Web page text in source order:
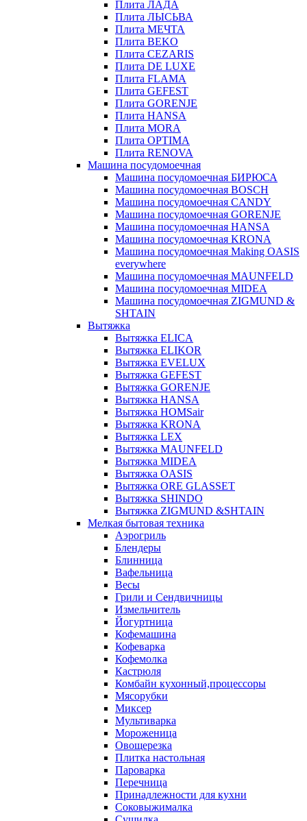
Плита ЛАДА
Плита ЛЫСЬВА
Плита МЕЧТА
Плита BEKO
Плита CEZARIS
Плита DE LUXE
Плита FLAMA
Плита GEFEST
Плита GORENJE
Плита HANSA
Плита MORA
Плита OPTIMA
Плита RENOVA
Машина посудомоечная
Машина посудомоечная БИРЮСА
Машина посудомоечная BOSCH
Машина посудомоечная CANDY
Машина посудомоечная GORENJE
Машина посудомоечная HANSA
Машина посудомоечная KRONA
Машина посудомоечная Making OASIS
everywhere
Машина посудомоечная MAUNFELD
Машина посудомоечная MIDEA
Машина посудомоечная ZIGMUND &
SHTAIN
Вытяжка
Вытяжка ELICA
Вытяжка ELIKOR
Вытяжка EVELUX
Вытяжка GEFEST
Вытяжка GORENJE
Вытяжка HANSA
Вытяжка HOMSair
Вытяжка KRONA
Вытяжка LEX
Вытяжка MAUNFELD
Вытяжка MIDEA
Вытяжка OASIS
Вытяжка ORE GLASSET
Вытяжка SHINDO
Вытяжка ZIGMUND &SHTAIN
Мелкая бытовая техника
Аэрогриль
Блендеры
Блинница
Вафельница
Весы
Грили и Сендвичницы
Измельчитель
Йогуртница
Кофемашина
Кофеварка
Кофемолка
Кастрюля
Комбайн кухонный,процессоры
Мясорубки
Миксер
Мультиварка
Мороженица
Овощерезка
Плитка настольная
Пароварка
Перечница
Принадлежности для кухни
Соковыжималка